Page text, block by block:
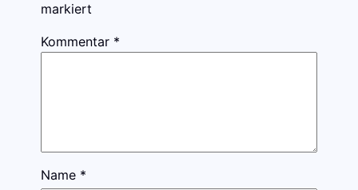
markiert
Kommentar *
Name *